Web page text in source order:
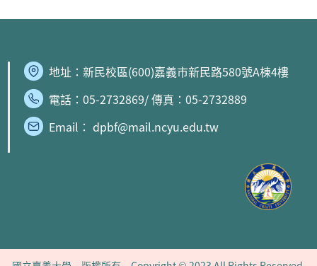
地址： 新民校區(600)嘉義市新民路580號A棟4樓
電話：05-2732869/ 傳真：05-2732889
Email： dpbf@mail.ncyu.edu.tw